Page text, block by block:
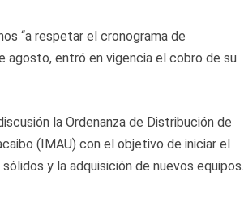
“a respetar el cronograma de
agosto, entró en vigencia el cobro de su
la Ordenanza de Distribución de
(IMAU) con el objetivo de iniciar el
y la adquisición de nuevos equipos.